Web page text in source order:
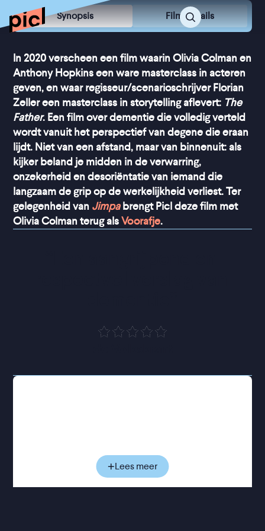
Synopsis Film Details
In 2020 verscheen een film waarin Olivia Colman en
Anthony Hopkins een ware masterclass in acteren
geven, en waar regisseur/scenarioschrijver Florian
Zeller een masterclass in storytelling aflevert: The
Father. Een film over dementie die volledig verteld
wordt vanuit het perspectief van degene die eraan
lijdt. Niet van een afstand, maar van binnenuit: als
kijker beland je midden in de verwarring,
onzekerheid en desoriëntatie van iemand die
langzaam de grip op de werkelijkheid verliest. Ter
gelegenheid van Jimpabrengt Picl deze film met
Olivia Colman terug alsVoorafje.
De gepensioneerde Anthony woont alleen in zijn
plekken en momenten door elkaar. Zijn dochter
Anne probeert hem te helpen, maar merkt
tegelijkertijd hoe de vertrouwde band tussen hen
Lees meer